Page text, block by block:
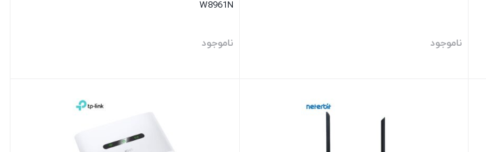
ناموجود
W8961N
ناموجود